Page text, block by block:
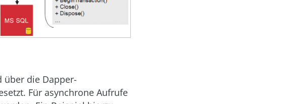
über die Dapper-
Für asynchrone Aufrufe